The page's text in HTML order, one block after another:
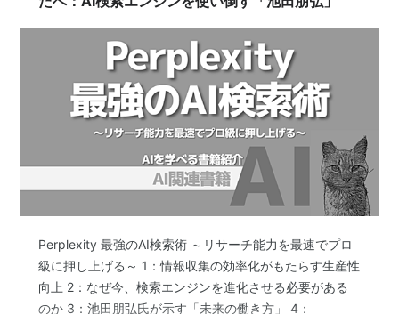
Perplexity 最強のAI検索術 ～リサーチ能力を最速でプロ
級に押し上げる～ 1：情報収集の効率化がもたらす生産性
向上 2：なぜ今、検索エンジンを進化させる必要がある
のか 3：池田朋弘氏が示す「未来の働き方」 4：